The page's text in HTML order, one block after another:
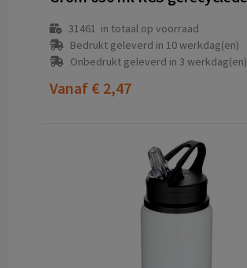
31461 in totaal op voorraad
Bedrukt geleverd in 10 werkdag(en)
Onbedrukt geleverd in 3 werkdag(en)
Vanaf € 2,47